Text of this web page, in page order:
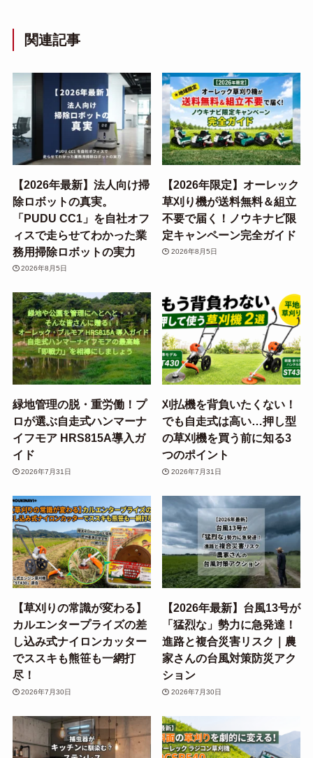
関連記事
【2026年最新】法人向け掃
除ロボットの真実。
「PUDU CC1」を自社オフ
ィスで走らせてわかった業
務用掃除ロボットの実力
2026年8月5日
【2026年限定】オーレック
草刈り機が送料無料＆組立
不要で届く！ノウキナビ限
定キャンペーン完全ガイド
2026年8月5日
緑地管理の脱・重労働！プ
ロが選ぶ自走式ハンマーナ
イフモア HRS815A導入ガ
イド
2026年7月31日
刈払機を背負いたくない！
でも自走式は高い…押し型
の草刈機を買う前に知る3
つのポイント
2026年7月31日
【草刈りの常識が変わる】
カルエンタープライズの差
し込み式ナイロンカッター
でススキも熊笹も一網打
尽！
2026年7月30日
【2026年最新】台風13号が
「猛烈な」勢力に急発達！
進路と複合災害リスク｜農
家さんの台風対策防災アク
ション
2026年7月30日